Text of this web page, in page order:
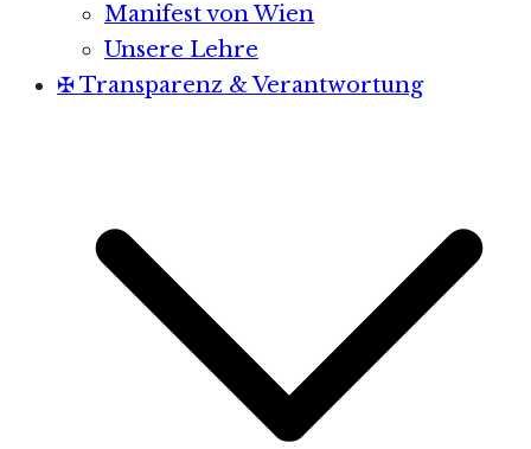
Manifest von Wien
Unsere Lehre
✠ Transparenz & Verantwortung